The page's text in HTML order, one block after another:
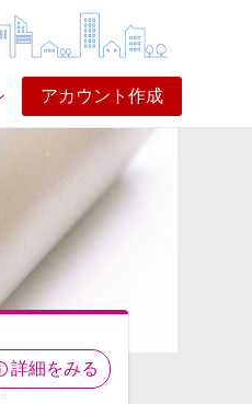
アカウント作成
詳細をみる